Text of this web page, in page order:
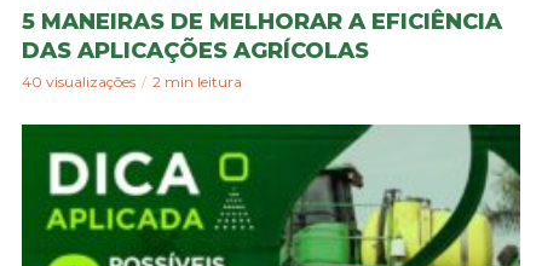
5 MANEIRAS DE MELHORAR A EFICIÊNCIA
DAS APLICAÇÕES AGRÍCOLAS
40 visualizações 2 min leitura